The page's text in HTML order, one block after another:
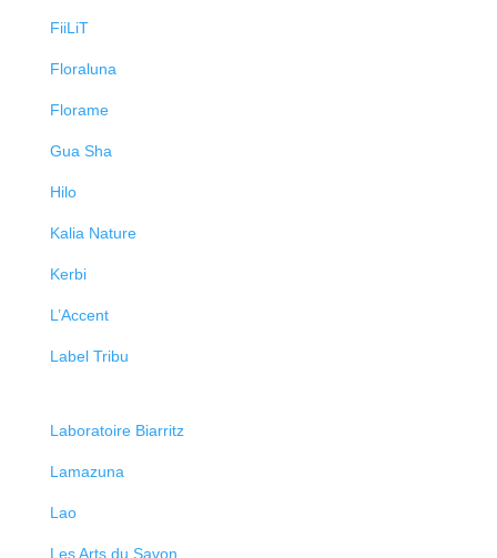
FiiLiT
Floraluna
Florame
Gua Sha
Hilo
Kalia Nature
Kerbi
L’Accent
Label Tribu
Laboratoire Biarritz
Lamazuna
Lao
Les Arts du Savon